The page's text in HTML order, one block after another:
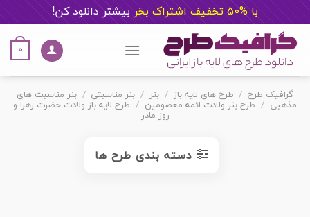
با %50 تخفیف اشتراک بخر بیشتر دانلود کن!
content
0
گرافیک طرح / طرح های لایه باز / بنر / بنر مناسبتی / بنر مناسبت های
مذهبی / طرح بنر ولادت ائمه معصومین / طرح لایه باز ولادت حضرت زهرا و
روز مادر
دسته بندی طرح ها